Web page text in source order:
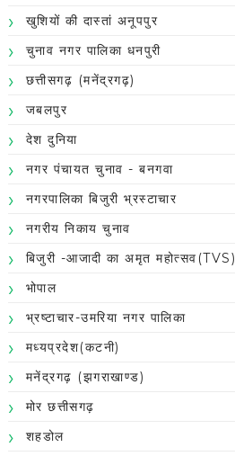
खुशियों की दास्तां अनूपपुर
चुनाव नगर पालिका धनपुरी
छत्तीसगढ़ (मनेंद्रगढ़)
जबलपुर
देश दुनिया
नगर पंचायत चुनाव - बनगवा
नगरपालिका बिजुरी भ्रस्टाचार
नगरीय निकाय चुनाव
बिजुरी -आजादी का अमृत महोत्सव(TVS)
भोपाल
भ्रष्टाचार-उमरिया नगर पालिका
मध्यप्रदेश(कटनी)
मनेंद्रगढ़ (झगराखाण्ड)
मोर छत्तीसगढ़
शहडोल